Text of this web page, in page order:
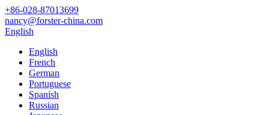
+86-028-87013699
nancy@forster-china.com
English
English
French
German
Portuguese
Spanish
Russian